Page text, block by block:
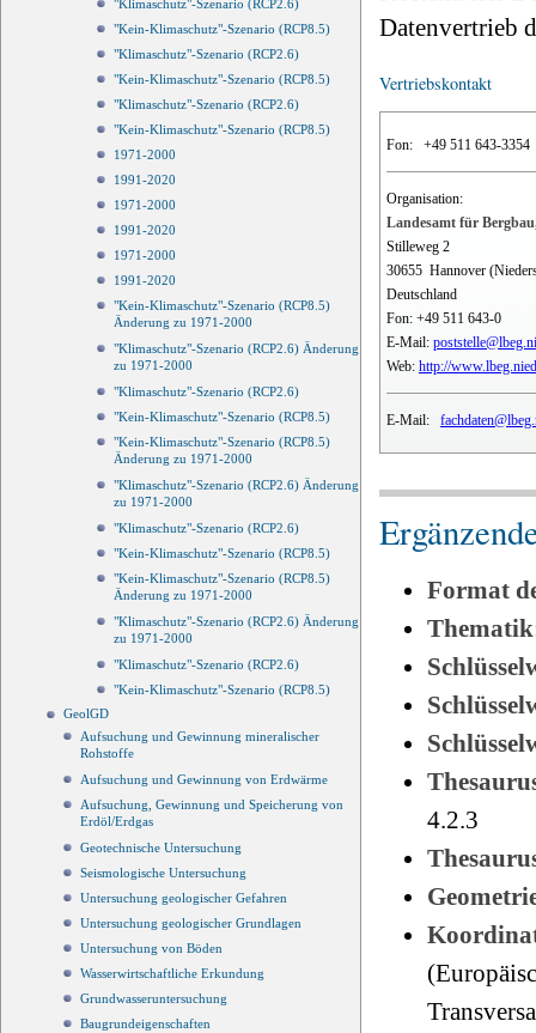
"Klimaschutz"-Szenario (RCP2.6)
"Kein-Klimaschutz"-Szenario (RCP8.5)
"Klimaschutz"-Szenario (RCP2.6)
"Kein-Klimaschutz"-Szenario (RCP8.5)
"Klimaschutz"-Szenario (RCP2.6)
"Kein-Klimaschutz"-Szenario (RCP8.5)
1971-2000
1991-2020
1971-2000
1991-2020
1971-2000
1991-2020
"Kein-Klimaschutz"-Szenario (RCP8.5)
Änderung zu 1971-2000
"Klimaschutz"-Szenario (RCP2.6) Änderung
zu 1971-2000
"Klimaschutz"-Szenario (RCP2.6)
"Kein-Klimaschutz"-Szenario (RCP8.5)
"Kein-Klimaschutz"-Szenario (RCP8.5)
Änderung zu 1971-2000
"Klimaschutz"-Szenario (RCP2.6) Änderung
zu 1971-2000
"Klimaschutz"-Szenario (RCP2.6)
"Kein-Klimaschutz"-Szenario (RCP8.5)
"Kein-Klimaschutz"-Szenario (RCP8.5)
Änderung zu 1971-2000
"Klimaschutz"-Szenario (RCP2.6) Änderung
zu 1971-2000
"Klimaschutz"-Szenario (RCP2.6)
"Kein-Klimaschutz"-Szenario (RCP8.5)
GeolGD
Aufsuchung und Gewinnung mineralischer
Rohstoffe
Aufsuchung und Gewinnung von Erdwärme
Aufsuchung, Gewinnung und Speicherung von
Erdöl/Erdgas
Geotechnische Untersuchung
Seismologische Untersuchung
Untersuchung geologischer Gefahren
Untersuchung geologischer Grundlagen
Untersuchung von Böden
Wasserwirtschaftliche Erkundung
Grundwasseruntersuchung
Baugrundeigenschaften
Datenvertrieb
Vertriebskontakt
Fon: +49 511 643-3354
Organisation:
Landesamt für
Stilleweg 2
30655 Hannover
Deutschland
Fon: +49 511 643-0
E-Mail:
Web: http://
E-Mail:
Format
4.2.3